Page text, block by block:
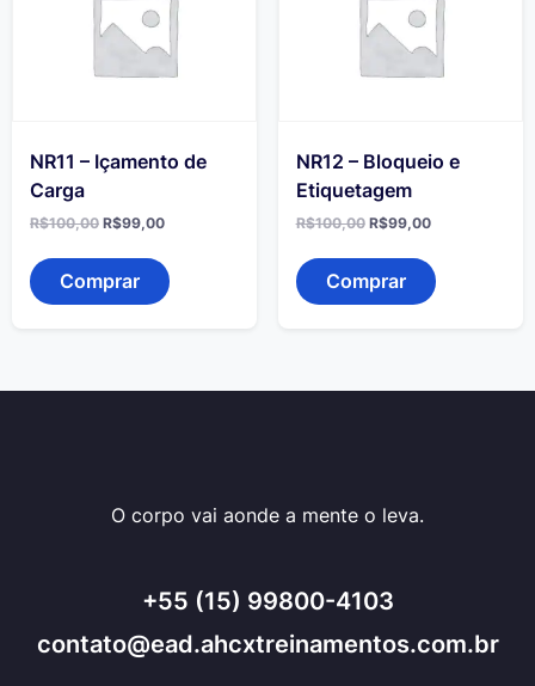
NR11 – Içamento de
Carga
R$100,00 O
original
era:
R$100,00.
R$99,00O
é:
R$99,00.
Comprar
NR12 – Bloqueio e
Etiquetagem
R$100,00 O
original
era:
R$100,00.
R$99,00O
é:
R$99,00.
Comprar
O corpo vai aonde a mente o leva.
+55 (15) 99800-4103
contato@ead.ahcxtreinamentos.com.br